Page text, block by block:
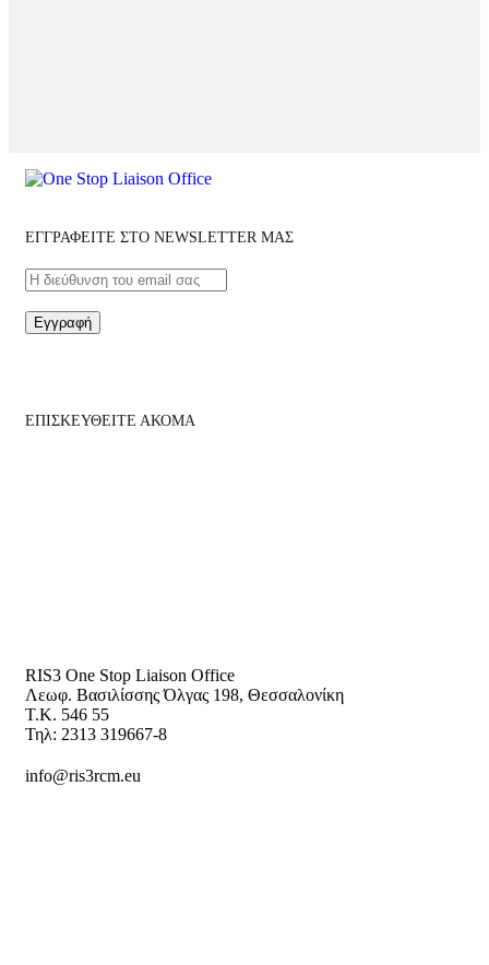
ΕΓΓΡΑΦΕΙΤΕ ΣΤΟ NEWSLETTER ΜΑΣ
Εγγραφή
ΕΠΙΣΚΕΥΘΕΙΤΕ ΑΚΟΜΑ
RIS3 One Stop Liaison Office
Λεωφ. Βασιλίσσης Όλγας 198, Θεσσαλονίκη
Τ.Κ. 546 55
Τηλ: 2313 319667-8
info@ris3rcm.eu